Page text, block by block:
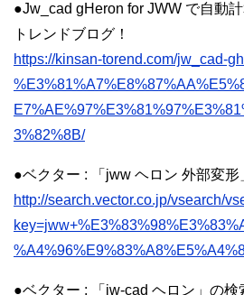
●Jw_cad gHeron for JWW で自動
トレンドブログ！
https://kinsan-torend.com/jw_cad-
3%82%8B/
●ベクター : 「jww ヘロン 外部変
http://search.vector.co.jp/vsearch/
●ベクター : 「jw-cad ヘロン」の検